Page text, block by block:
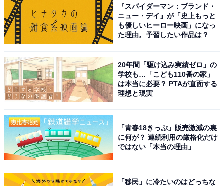
小田急線の中央改札と直近のA館入口
A館には「成城石井」「ハンズ ビー」などの店舗が。ま
た、A館の複数ある入り口のうち、ひとつは中央改札と
至近距離。改札を抜けて1秒で入店できます。
『スパイダーマン：ブランド・
ニュー・デイ』が「史上もっと
も優しいヒーロー映画」になっ
た理由。予習したい作品は？
20年間「駆け込み実績ゼロ」の
学校も…「こども110番の家」
は本当に必要？ PTAが直面する
理想と現実
「青春18きっぷ」販売激減の裏
に何が？ 連続利用の厳格化だけ
ではない「本当の理由」
「移民」に冷たいのはどっちな